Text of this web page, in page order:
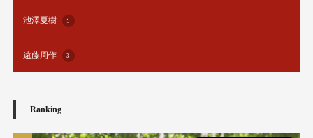
池澤夏樹 1
遠藤周作 3
Ranking